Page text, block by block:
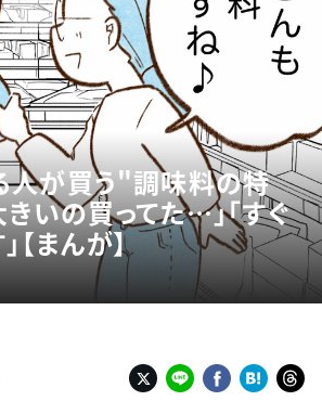
人が買う"調味料の特
きいの買ってた…」「すぐ
【まんが】